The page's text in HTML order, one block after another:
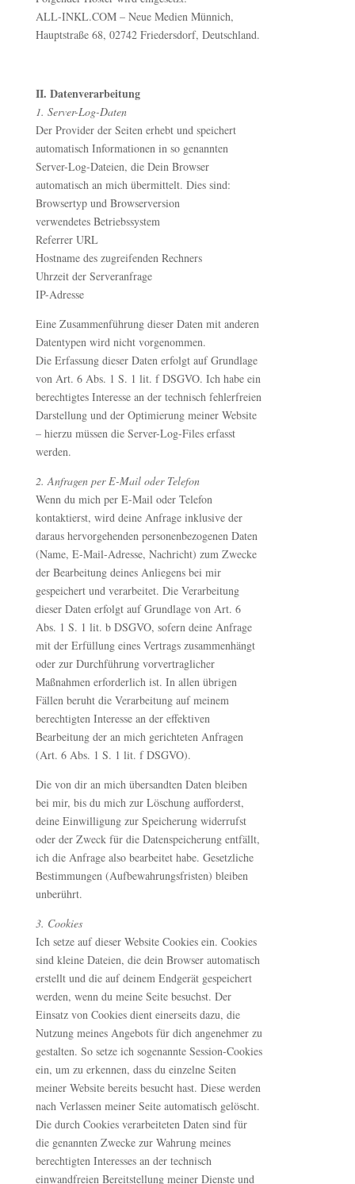
ALL-INKL.COM – Neue Medien Münnich,
Hauptstraße 68, 02742 Friedersdorf, Deutschland.
II. Datenverarbeitung
1. Server-Log-Daten
Der Provider der Seiten erhebt und speichert
automatisch Informationen in so genannten
Server-Log-Dateien, die Dein Browser
automatisch an mich übermittelt. Dies sind:
Browsertyp und Browserversion
verwendetes Betriebssystem
Referrer URL
Hostname des zugreifenden Rechners
Uhrzeit der Serveranfrage
IP-Adresse
Eine Zusammenführung dieser Daten mit anderen
Datentypen wird nicht vorgenommen.
Die Erfassung dieser Daten erfolgt auf Grundlage
von Art. 6 Abs. 1 S. 1 lit. f DSGVO. Ich habe ein
berechtigtes Interesse an der technisch fehlerfreien
Darstellung und der Optimierung meiner Website
– hierzu müssen die Server-Log-Files erfasst
werden.
2. Anfragen per E-Mail oder Telefon
Wenn du mich per E-Mail oder Telefon
kontaktierst, wird deine Anfrage inklusive der
daraus hervorgehenden personenbezogenen Daten
(Name, E-Mail-Adresse, Nachricht) zum Zwecke
der Bearbeitung deines Anliegens bei mir
gespeichert und verarbeitet. Die Verarbeitung
dieser Daten erfolgt auf Grundlage von Art. 6
Abs. 1 S. 1 lit. b DSGVO, sofern deine Anfrage
mit der Erfüllung eines Vertrags zusammenhängt
oder zur Durchführung vorvertraglicher
Maßnahmen erforderlich ist. In allen übrigen
Fällen beruht die Verarbeitung auf meinem
berechtigten Interesse an der effektiven
Bearbeitung der an mich gerichteten Anfragen
(Art. 6 Abs. 1 S. 1 lit. f DSGVO).
Die von dir an mich übersandten Daten bleiben
bei mir, bis du mich zur Löschung aufforderst,
deine Einwilligung zur Speicherung widerrufst
oder der Zweck für die Datenspeicherung entfällt,
ich die Anfrage also bearbeitet habe. Gesetzliche
Bestimmungen (Aufbewahrungsfristen) bleiben
unberührt.
3. Cookies
Ich setze auf dieser Website Cookies ein. Cookies
sind kleine Dateien, die dein Browser automatisch
erstellt und die auf deinem Endgerät gespeichert
werden, wenn du meine Seite besuchst. Der
Einsatz von Cookies dient einerseits dazu, die
Nutzung meines Angebots für dich angenehmer zu
gestalten. So setze ich sogenannte Session-Cookies
ein, um zu erkennen, dass du einzelne Seiten
meiner Website bereits besucht hast. Diese werden
nach Verlassen meiner Seite automatisch gelöscht.
Die durch Cookies verarbeiteten Daten sind für
die genannten Zwecke zur Wahrung meines
berechtigten Interesses an der technisch
einwandfreien Bereitstellung meiner Dienste und